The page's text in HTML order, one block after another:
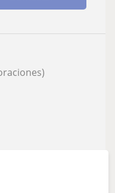
una
música y la